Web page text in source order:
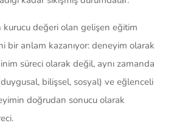
kurucu değeri olan gelişen eğitim
bir anlam kazanıyor: deneyim olarak
süreci olarak değil, aynı zamanda
bilişsel, sosyal) ve eğlenceli
doğrudan sonucu olarak